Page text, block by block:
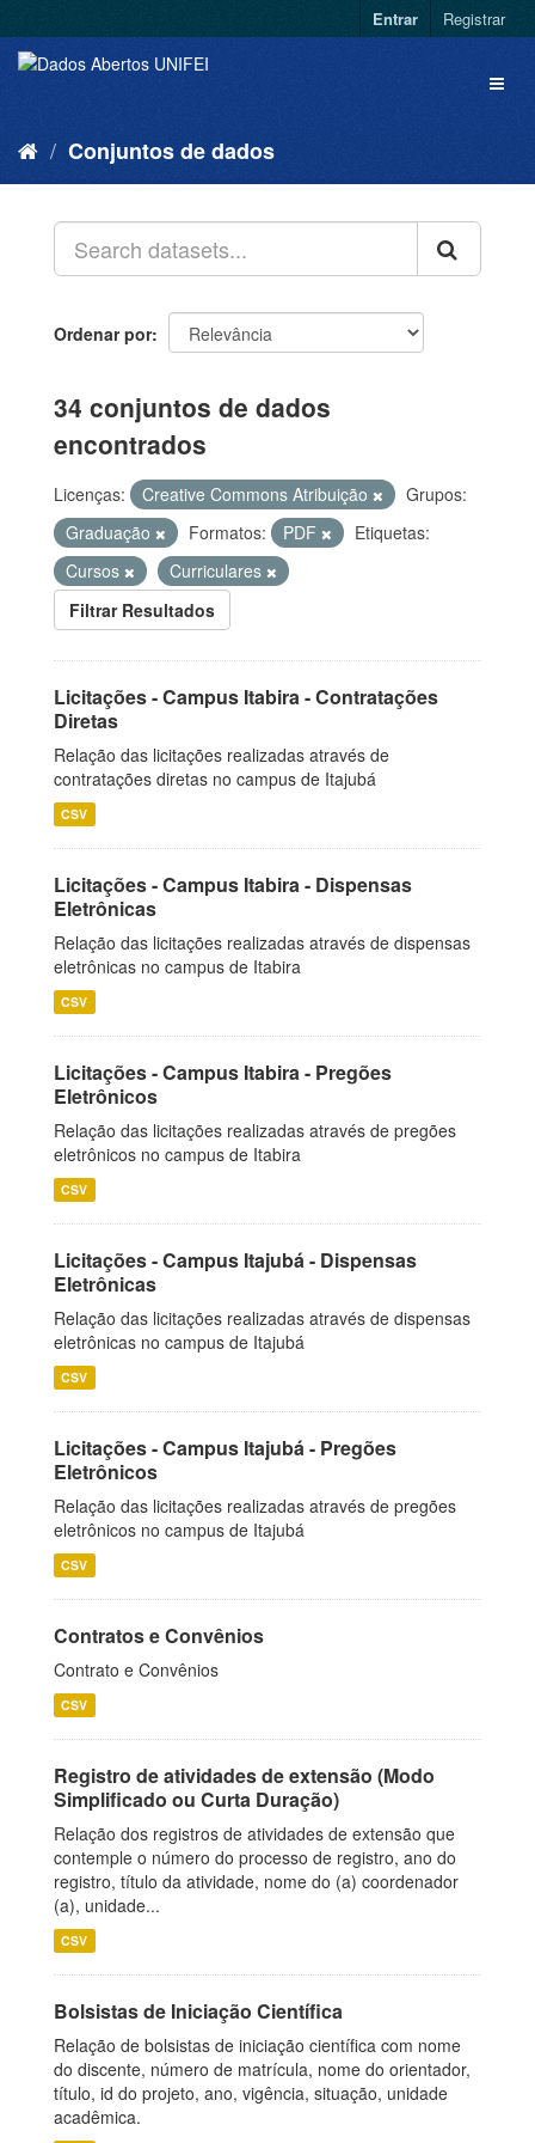
Entrar Registrar
Conjuntos de dados
Ordenar por
34 conjuntos de dados
encontrados
Licenças: Creative Commons Atribuição
Grupos:
Graduação
Formatos: PDF
Etiquetas:
Cursos
Curriculares
Filtrar Resultados
Licitações - Campus Itabira - Contratações
Diretas
Relação das licitações realizadas através de
contratações diretas no campus de Itajubá
CSV
Licitações - Campus Itabira - Dispensas
Eletrônicas
Relação das licitações realizadas através de dispensas
eletrônicas no campus de Itabira
CSV
Licitações - Campus Itabira - Pregões
Eletrônicos
Relação das licitações realizadas através de pregões
eletrônicos no campus de Itabira
CSV
Licitações - Campus Itajubá - Dispensas
Eletrônicas
Relação das licitações realizadas através de dispensas
eletrônicas no campus de Itajubá
CSV
Licitações - Campus Itajubá - Pregões
Eletrônicos
Relação das licitações realizadas através de pregões
eletrônicos no campus de Itajubá
CSV
Contratos e Convênios
Contrato e Convênios
CSV
Registro de atividades de extensão (Modo
Simplificado ou Curta Duração)
Relação dos registros de atividades de extensão que
contemple o número do processo de registro, ano do
registro, título da atividade, nome do (a) coordenador
(a), unidade...
CSV
Bolsistas de Iniciação Científica
Relação de bolsistas de iniciação científica com nome
do discente, número de matrícula, nome do orientador,
título, id do projeto, ano, vigência, situação, unidade
acadêmica.